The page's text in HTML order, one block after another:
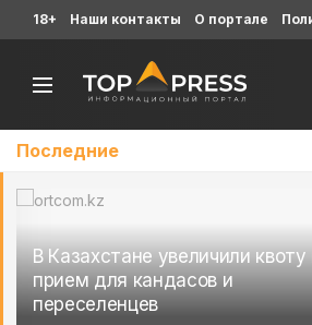
Последние
В Казахстане увеличили квоту
прием для кандасов и
переселенцев
18+ Наши контакты О портале